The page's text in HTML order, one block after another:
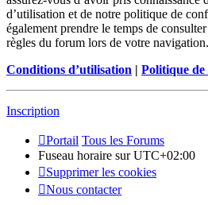
d’utilisation et de notre politique de
également prendre le temps de
règles du forum lors de votre navigation.
Conditions d’utilisation | Politique
Inscription
Portail Tous les Forums
Fuseau horaire surUTC+02:00
Supprimer les cookies
Nous contacter